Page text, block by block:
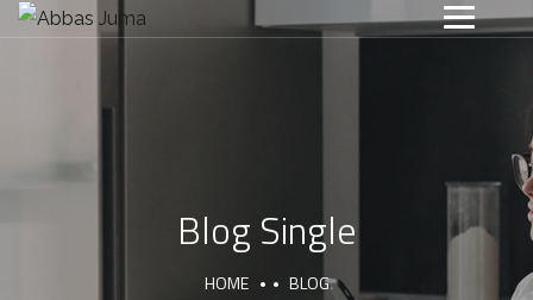
Blog Single
HOME
BLOG